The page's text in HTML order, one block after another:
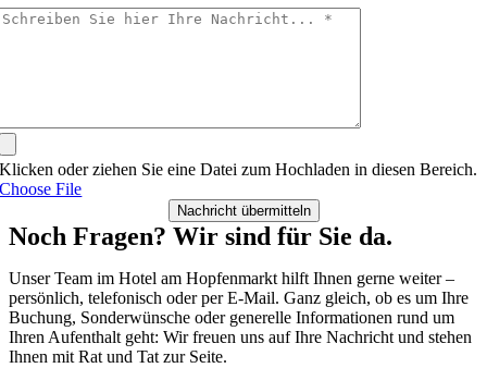
Klicken oder ziehen Sie eine Datei zum Hochladen in diesen Bereich.
Choose File
Nachricht übermitteln
Noch Fragen? Wir sind für Sie da.
Unser Team im Hotel am Hopfenmarkt hilft Ihnen gerne weiter –
persönlich, telefonisch oder per E-Mail. Ganz gleich, ob es um Ihre
Buchung, Sonderwünsche oder generelle Informationen rund um
Ihren Aufenthalt geht: Wir freuen uns auf Ihre Nachricht und stehen
Ihnen mit Rat und Tat zur Seite.